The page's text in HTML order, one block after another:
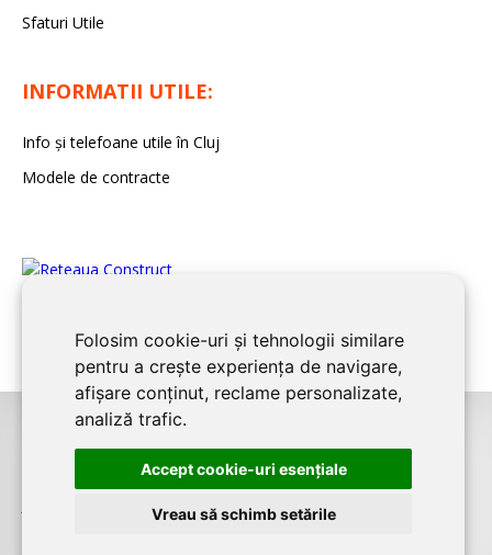
Folosim cookie-uri și tehnologii similare
pentru a crește experiența de navigare,
afișare conținut, reclame personalizate,
analiză trafic.
Accept cookie-uri esenţiale
Vreau să schimb setările
Sfaturi Utile
INFORMATII UTILE:
Info și telefoane utile în Cluj
Modele de contracte
CLUJ CONSTRUCTeste un serviciu de promovare online pentru
firme. Proiect digital dezvoltat deLIVE COMMUNICATIONS SRL
J12/4191/2006, RO19492087